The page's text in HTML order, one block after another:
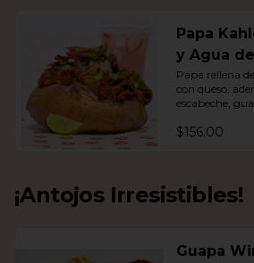
Papa
y Agua
Papa rellena
con queso,
escabeche,
$156.00
¡Antojos Irresistibles!
Guapa